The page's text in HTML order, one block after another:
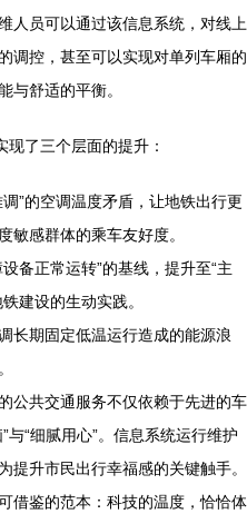
人员可以通过该信息系统，对线上
调控，甚至可以实现对单列车厢的
与舒适的平衡。
现了三个层面的提升：
”的空调温度矛盾，让地铁出行更
敏感群体的乘车友好度。
备正常运转”的基线，提升至“主
建设的生动实践。
长期固定低温运行造成的能源浪
公共交通服务不仅依赖于先进的车
“细腻用心”。信息系统运行维护
提升市民出行幸福感的关键触手。
借鉴的范本：科技的温度，恰恰体